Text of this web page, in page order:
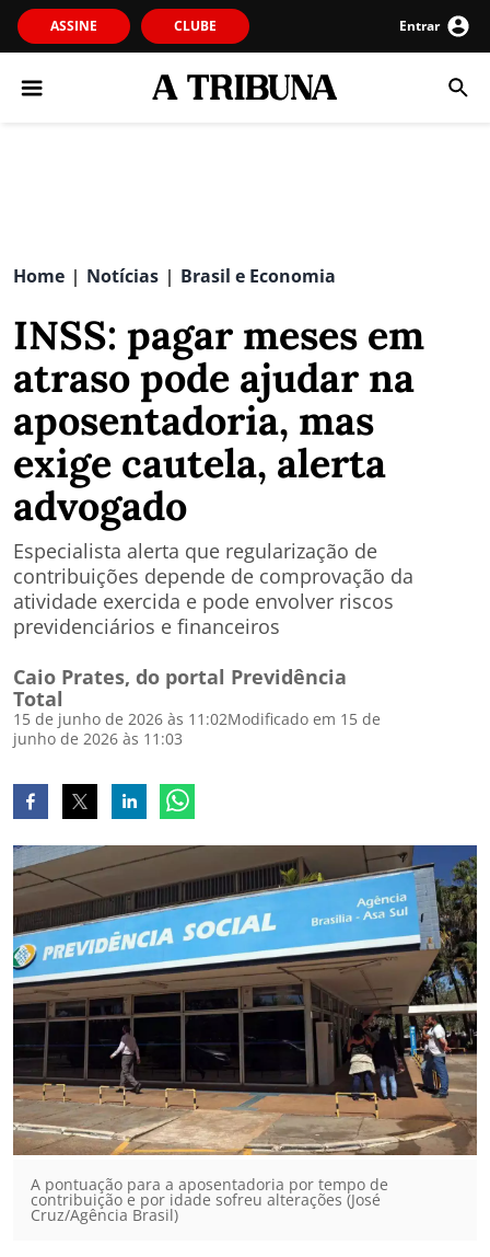
ASSINE CLUBE Entrar
Home | Notícias | Brasil e Economia
INSS: pagar meses em
atraso pode ajudar na
aposentadoria, mas
exige cautela, alerta
advogado
Especialista alerta que regularização de
contribuições depende de comprovação da
atividade exercida e pode envolver riscos
previdenciários e financeiros
Caio Prates, do portal Previdência
Total
15 de junho de 2026 às 11:02Modificado em 15 de
junho de 2026 às 11:03
A pontuação para a aposentadoria por tempo de
contribuição e por idade sofreu alterações (José
Cruz/Agência Brasil)